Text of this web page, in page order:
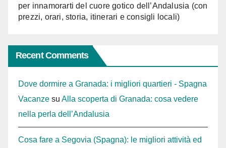
per innamorarti del cuore gotico dell’Andalusia (con
prezzi, orari, storia, itinerari e consigli locali)
Recent Comments
Dove dormire a Granada: i migliori quartieri - Spagna
Vacanze su Alla scoperta di Granada: cosa vedere
nella perla dell’Andalusia
Cosa fare a Segovia (Spagna): le migliori attività ed